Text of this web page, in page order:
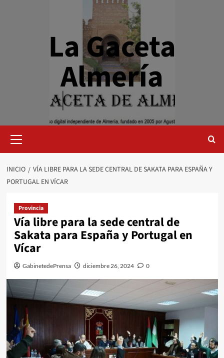
La Gaceta
Almería
primario
INICIO
VÍA LIBRE PARA LA SEDE CENTRAL DE SAKATA PARA ESPAÑA Y
PORTUGAL EN VÍCAR
Provincia
Vía libre para la sede central de
Sakata para España y Portugal en
Vícar
GabinetedePrensa diciembre 26, 2024 0